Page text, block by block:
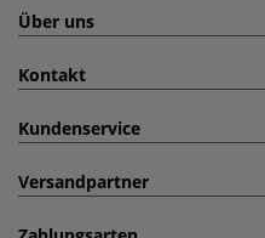
Über uns
Kontakt
Kundenservice
Versandpartner